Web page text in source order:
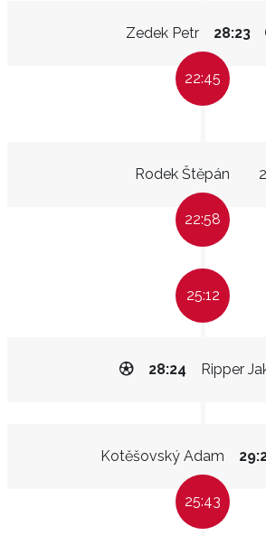
Zedek Petr 28:23
22:45
Rodek Štěpán
22:58
25:12
Ripper
28:24
Kotěšovský Adam
25:43